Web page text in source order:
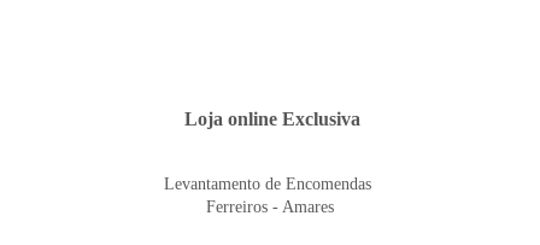
Loja online Exclusiva
Levantamento de Encomendas
Ferreiros - Amares